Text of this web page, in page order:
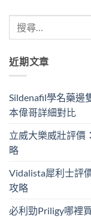
近期文章
Sildenafil學名藥邊
本偉哥詳細對比
立威大樂威壯評價
略
Vidalista犀利士評
攻略
必利勁Priligy哪裡